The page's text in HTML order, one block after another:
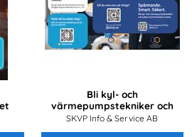
Bli kyl- och
värmepumpstekniker och
jobba med framtidens teknik
SKVP Info & Service AB